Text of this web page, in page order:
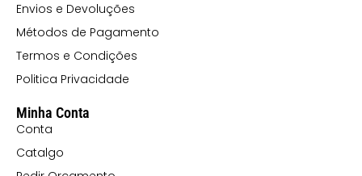
Envios e Devoluções
Métodos de Pagamento
Termos e Condições
Politica Privacidade
Minha Conta
Conta
Catalgo